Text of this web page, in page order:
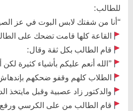
للطالب:
“أنا من شفتك لابس البوت في عز
القاعة كلها قامت تضحك على
قام الطالب بكل ثقة وقال:
”الله أنعم عليكم بأشياء كثيرة
الطلاب كلهم وقفو ضحكهم
والدكتور زاد عصبية وقبل مايتخذ
قام الطالب من على الكرسي ورفع